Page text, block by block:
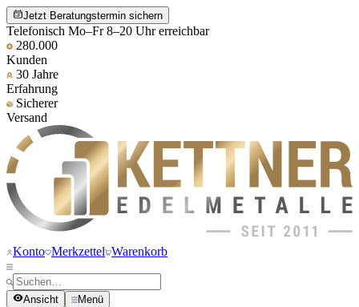
Jetzt Beratungstermin sichern
Telefonisch Mo–Fr 8–20 Uhr erreichbar
280.000
Kunden
30 Jahre
Erfahrung
Sicherer
Versand
Konto Merkzettel Warenkorb
Ansicht Menü